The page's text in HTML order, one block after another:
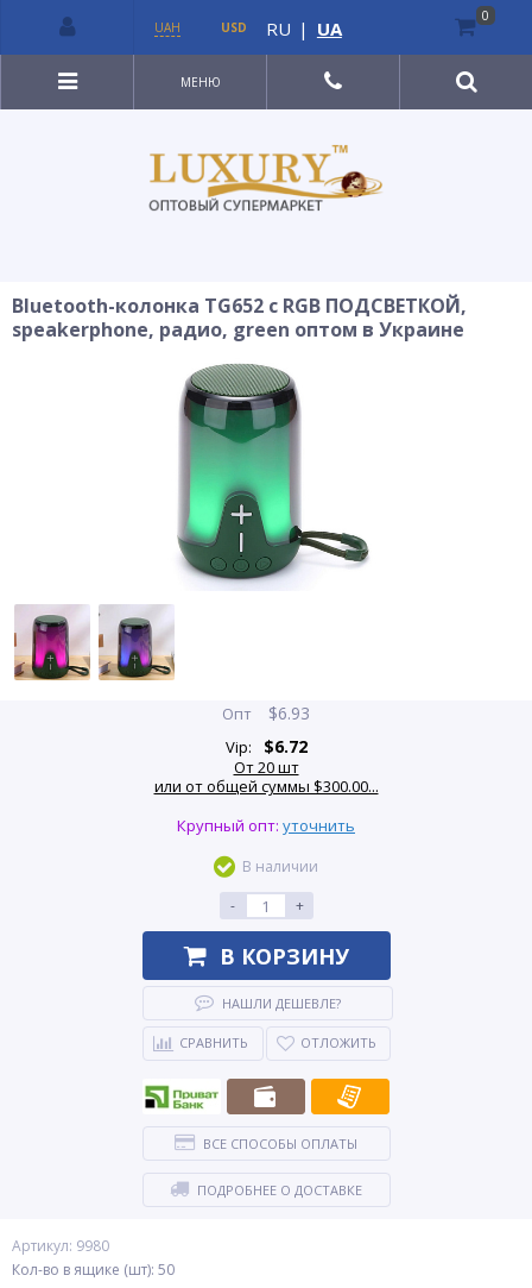
МЕНЮ
Bluetooth-колонка TG652 с RGB ПОДСВЕТКОЙ,
speakerphone, радио, green оптом в Украине
Артикул: 9980
Кол-во в ящике (шт): 50
Опт $6.93
Vip: $6.72
От 20 шт
или от общей суммы $300.00...
Крупный опт: уточнить
В наличии
-
+
В КОРЗИНУ
НАШЛИ ДЕШЕВЛЕ?
СРАВНИТЬ ОТЛОЖИТЬ
ВСЕ СПОСОБЫ ОПЛАТЫ
ПОДРОБНЕЕ О ДОСТАВКЕ
UAH USD RU | UA
0